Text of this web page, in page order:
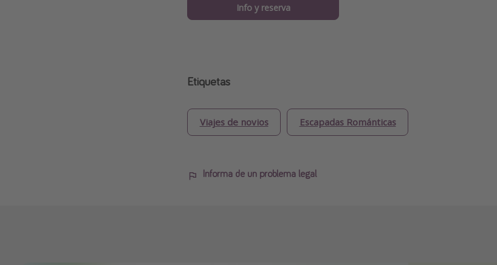
Info y reserva
Etiquetas
Viajes de novios Escapadas Románticas
Informa de un problema legal